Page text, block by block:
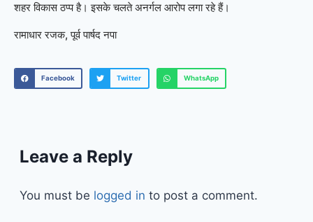
शहर विकास ठप्प है। इसके चलते अनर्गल आरोप लगा रहे हैं।
रामाधार रजक, पूर्व पार्षद नपा
Facebook Twitter WhatsApp
Leave a Reply
You must be logged in to post a comment.